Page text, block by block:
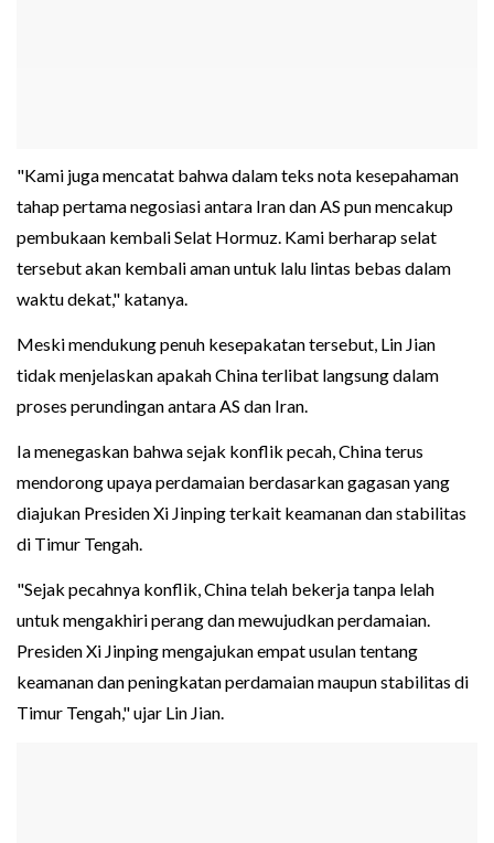
"Kami juga mencatat bahwa dalam teks nota kesepahaman
tahap pertama negosiasi antara Iran dan AS pun mencakup
pembukaan kembali Selat Hormuz. Kami berharap selat
tersebut akan kembali aman untuk lalu lintas bebas dalam
waktu dekat," katanya.
Meski mendukung penuh kesepakatan tersebut, Lin Jian
tidak menjelaskan apakah China terlibat langsung dalam
proses perundingan antara AS dan Iran.
Ia menegaskan bahwa sejak konflik pecah, China terus
mendorong upaya perdamaian berdasarkan gagasan yang
diajukan Presiden Xi Jinping terkait keamanan dan stabilitas
di Timur Tengah.
"Sejak pecahnya konflik, China telah bekerja tanpa lelah
untuk mengakhiri perang dan mewujudkan perdamaian.
Presiden Xi Jinping mengajukan empat usulan tentang
keamanan dan peningkatan perdamaian maupun stabilitas di
Timur Tengah," ujar Lin Jian.